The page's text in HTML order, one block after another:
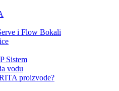
i Flow Bokali
Sistem
vodu
proizvode?